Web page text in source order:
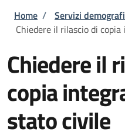
Briciole di
Home / Servizi
Chiedere il rilascio di
Chiedere il
copia
stato civile